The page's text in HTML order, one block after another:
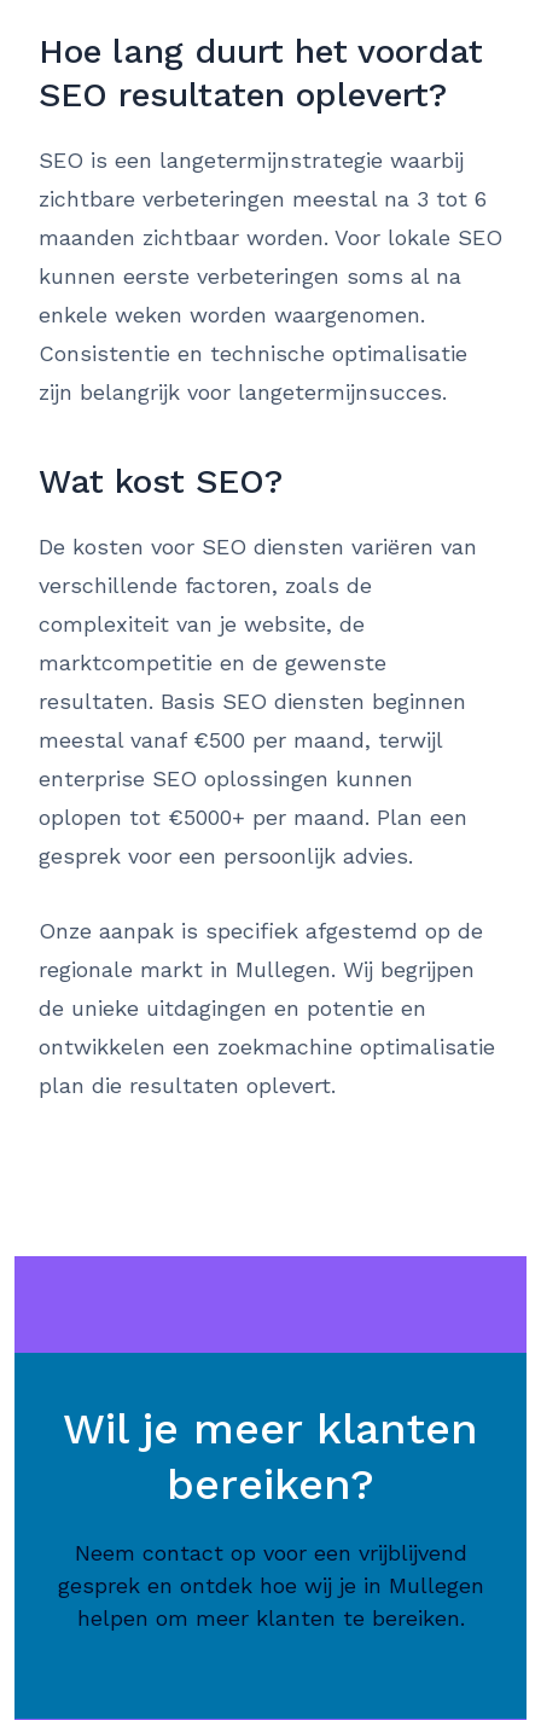
Hoe lang duurt het voordat
SEO resultaten oplevert?
SEO is een langetermijnstrategie waarbij
zichtbare verbeteringen meestal na 3 tot 6
maanden zichtbaar worden. Voor lokale SEO
kunnen eerste verbeteringen soms al na
enkele weken worden waargenomen.
Consistentie en technische optimalisatie
zijn belangrijk voor langetermijnsucces.
Wat kost SEO?
De kosten voor SEO diensten variëren van
verschillende factoren, zoals de
complexiteit van je website, de
marktcompetitie en de gewenste
resultaten. Basis SEO diensten beginnen
meestal vanaf €500 per maand, terwijl
enterprise SEO oplossingen kunnen
oplopen tot €5000+ per maand. Plan een
gesprek voor een persoonlijk advies.
Onze aanpak is specifiek afgestemd op de
regionale markt in Mullegen. Wij begrijpen
de unieke uitdagingen en potentie en
ontwikkelen een zoekmachine optimalisatie
plan die resultaten oplevert.
Wil je meer klanten
bereiken?
Neem contact op voor een vrijblijvend
gesprek en ontdek hoe wij je in Mullegen
helpen om meer klanten te bereiken.